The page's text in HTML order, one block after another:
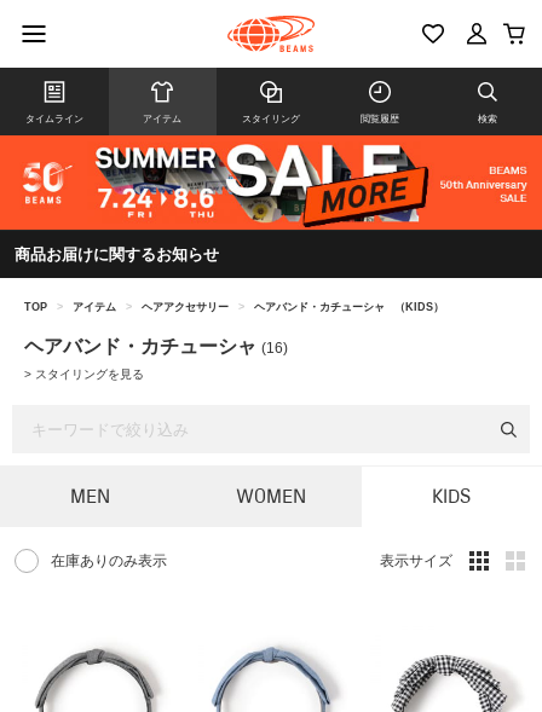
タイムライン アイテム スタイリング 閲覧履歴 検索
商品お届けに関するお知らせ
TOP > アイテム > ヘアアクセサリー > ヘアバンド・カチューシャ （KIDS）
ヘアバンド・カチューシャ (16)
> スタイリングを見る
MEN WOMEN KIDS
在庫ありのみ表示 表示サイズ